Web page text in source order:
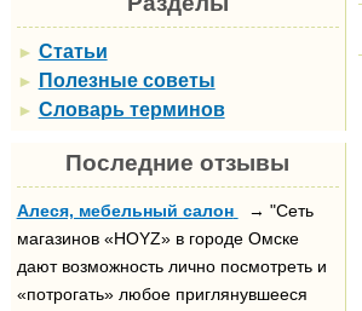
► Статьи
► Полезные советы
► Словарь терминов
Последние отзывы
Алеся, мебельный салон
→ "Сеть
магазинов «HOYZ» в городе Омске
дают возможность лично посмотреть и
«потрогать» любое приглянувшееся